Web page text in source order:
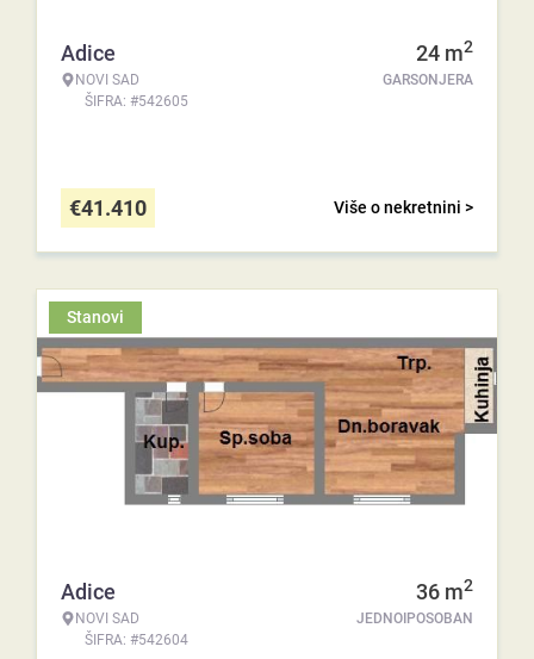
Adice
NOVI SAD
ŠIFRA: #542605
24 m2
GARSONJERA
Više o nekretnini >
€41.410
Stanovi
Adice
NOVI SAD
ŠIFRA: #542604
36 m2
JEDNOIPOSOBAN